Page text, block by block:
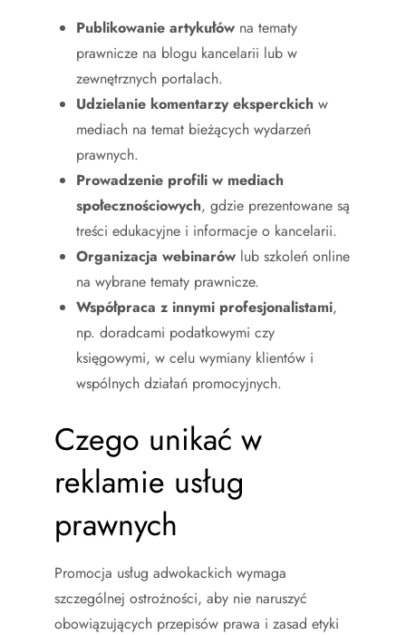
Publikowanie artykułów na tematy
prawnicze na blogu kancelarii lub w
zewnętrznych portalach.
Udzielanie komentarzy eksperckich w
mediach na temat bieżących wydarzeń
prawnych.
Prowadzenie profili w mediach
społecznościowych, gdzie prezentowane są
treści edukacyjne i informacje o kancelarii.
Organizacja webinarów lub szkoleń online
na wybrane tematy prawnicze.
Współpraca z innymi profesjonalistami,
np. doradcami podatkowymi czy
księgowymi, w celu wymiany klientów i
wspólnych działań promocyjnych.
Czego unikać w
reklamie usług
prawnych
Promocja usług adwokackich wymaga
szczególnej ostrożności, aby nie naruszyć
obowiązujących przepisów prawa i zasad etyki